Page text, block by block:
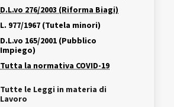
D.L.vo 276/2003 (Riforma Biagi)
L. 977/1967 (Tutela minori)
D.L.vo 165/2001 (Pubblico
Impiego)
Tutta la normativa COVID-19
Tutte le Leggi in materia di
Lavoro